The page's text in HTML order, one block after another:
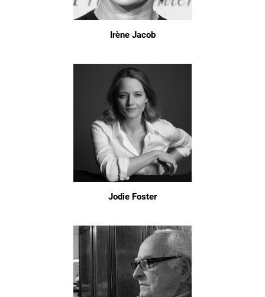
Irène Jacob
Jodie Foster